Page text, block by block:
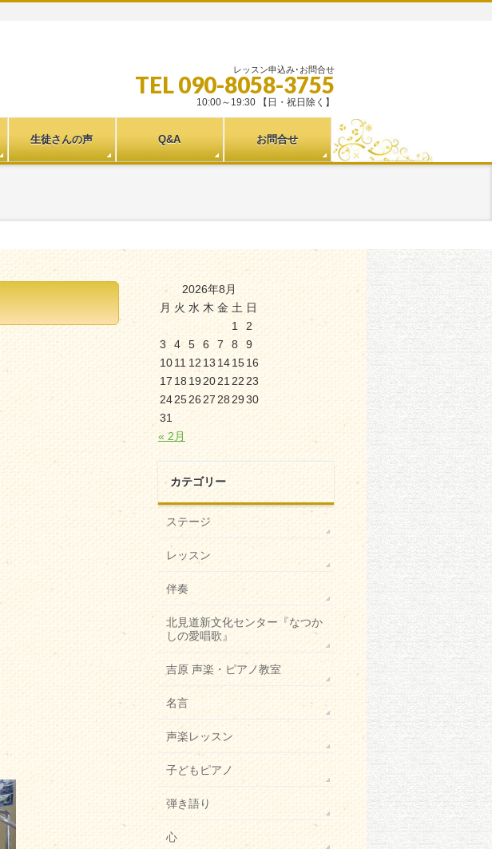
レッスン申込み･お問合せ
TEL 090-8058-3755
10:00～19:30 【日・祝日除く】
生徒さんの声 Q&A お問合せ
2026年8月
月 火 水 木 金 土 日
1
2
3
4 5 6 7 8
9
1011 12 13 141516
1718 192021 22 23
24252627 282930
31
« 2月
カテゴリー
ステージ
レッスン
伴奏
北見道新文化センター『なつか
しの愛唱歌』
吉原 声楽・ピアノ教室
名言
声楽レッスン
子どもピアノ
弾き語り
心